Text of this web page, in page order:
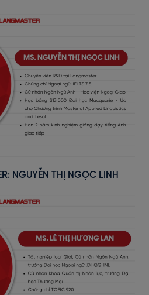
NGUYỄN THỊ NGỌC LINH